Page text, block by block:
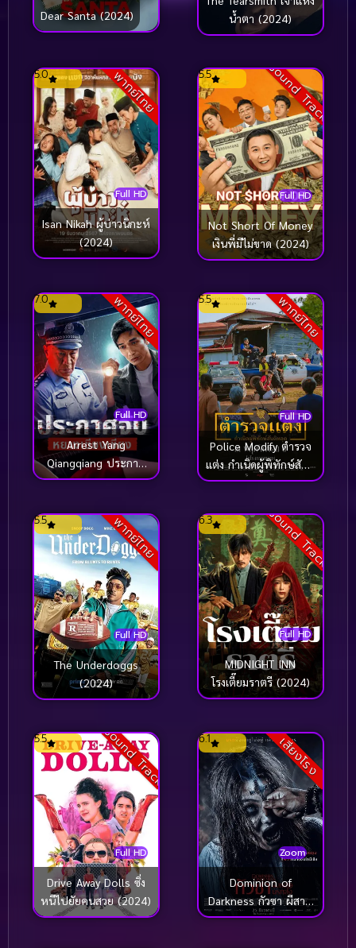
Dear Santa (2024)
น้ำตา (2024)
พากย์ไทย
Full HD
5.0
Isan Nikah ผู้บ่าวนิกะห์
(2024)
Sound Track
Full HD
5.5
Not Short Of Money
เงินพี่มีไม่ขาด (2024)
พากย์ไทย
Full HD
7.0
Arrest Yang
Qiangqiang ประกาศ
จับหยางเชียงเชียง
พากย์ไทย
Full HD
5.5
Police Modify ตำรวจ
แต่ง กำเนิดผู้พิทักษ์สันติ
หลุด (2024)
พากย์ไทย
Full HD
5.5
The Underdoggs
(2024)
Sound Track
Full HD
6.3
MIDNIGHT INN
โรงเตี๊ยมราตรี (2024)
Sound Track
Full HD
5.5
Drive Away Dolls ซิ่ง
หนีไปยัยคนสวย (2024)
เสียงโรง
Zoom
6.1
Dominion of
Darkness กัวซา ผีสาป
นรกส่ง (2024)